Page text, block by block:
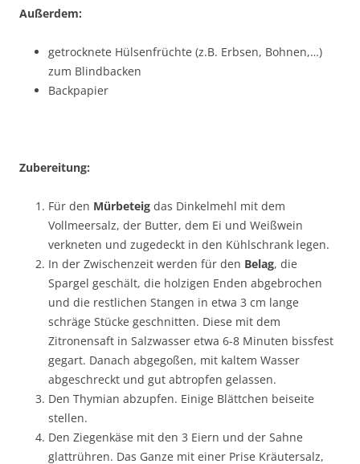
Außerdem:
getrocknete Hülsenfrüchte (z.B. Erbsen, Bohnen,…)
zum Blindbacken
Backpapier
Zubereitung:
Für den Mürbeteig das Dinkelmehl mit dem
Vollmeersalz, der Butter, dem Ei und Weißwein
verkneten und zugedeckt in den Kühlschrank legen.
In der Zwischenzeit werden für den Belag, die
Spargel geschält, die holzigen Enden abgebrochen
und die restlichen Stangen in etwa 3 cm lange
schräge Stücke geschnitten. Diese mit dem
Zitronensaft in Salzwasser etwa 6-8 Minuten bissfest
gegart. Danach abgegoßen, mit kaltem Wasser
abgeschreckt und gut abtropfen gelassen.
Den Thymian abzupfen. Einige Blättchen beiseite
stellen.
Den Ziegenkäse mit den 3 Eiern und der Sahne
glattrühren. Das Ganze mit einer Prise Kräutersalz,